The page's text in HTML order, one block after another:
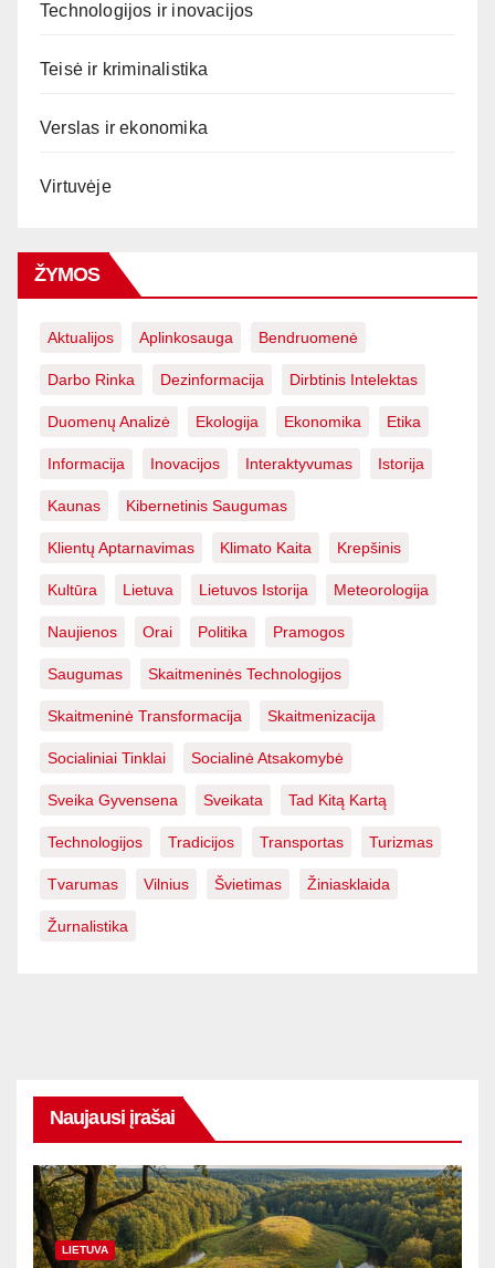
Technologijos ir inovacijos
Teisė ir kriminalistika
Verslas ir ekonomika
Virtuvėje
ŽYMOS
Aktualijos Aplinkosauga Bendruomenė
Darbo Rinka Dezinformacija Dirbtinis Intelektas
Duomenų Analizė Ekologija Ekonomika Etika
Informacija Inovacijos Interaktyvumas Istorija
Kaunas Kibernetinis Saugumas
Klientų Aptarnavimas Klimato Kaita Krepšinis
Kultūra Lietuva Lietuvos Istorija Meteorologija
Naujienos Orai Politika Pramogos
Saugumas Skaitmeninės Technologijos
Skaitmeninė Transformacija Skaitmenizacija
Socialiniai Tinklai Socialinė Atsakomybė
Sveika Gyvensena Sveikata Tad Kitą Kartą
Technologijos Tradicijos Transportas Turizmas
Tvarumas Vilnius Švietimas Žiniasklaida
Žurnalistika
Naujausi įrašai
LIETUVA